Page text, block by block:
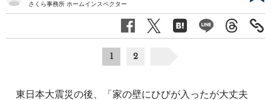
さくら事務所 ホームインスペクター
1 2
東日本大震災の後、「家の壁にひびが入ったが大丈夫